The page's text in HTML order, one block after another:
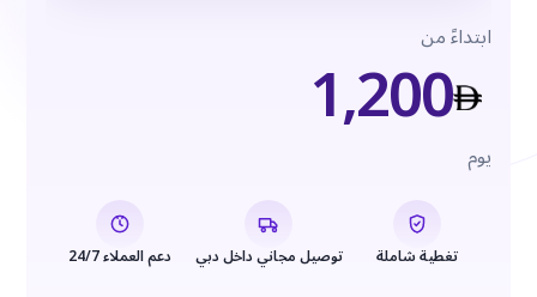
ابتداءً من1,200 يوم
تغطية شاملة توصيل مجاني داخل دبي دعم العملاء 24/7